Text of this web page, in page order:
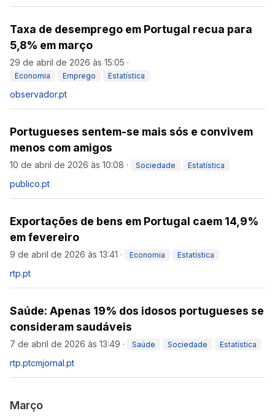
Taxa de desemprego em Portugal recua para
5,8% em março
29 de abril de 2026 às 15:05 ·
Economia Emprego Estatística
observador.pt
Portugueses sentem-se mais sós e convivem
menos com amigos
10 de abril de 2026 às 10:08 · Sociedade Estatística
publico.pt
Exportações de bens em Portugal caem 14,9%
em fevereiro
9 de abril de 2026 às 13:41 · Economia Estatística
rtp.pt
Saúde: Apenas 19% dos idosos portugueses se
consideram saudáveis
7 de abril de 2026 às 13:49 · Saúde Sociedade Estatística
rtp.ptcmjornal.pt
Março